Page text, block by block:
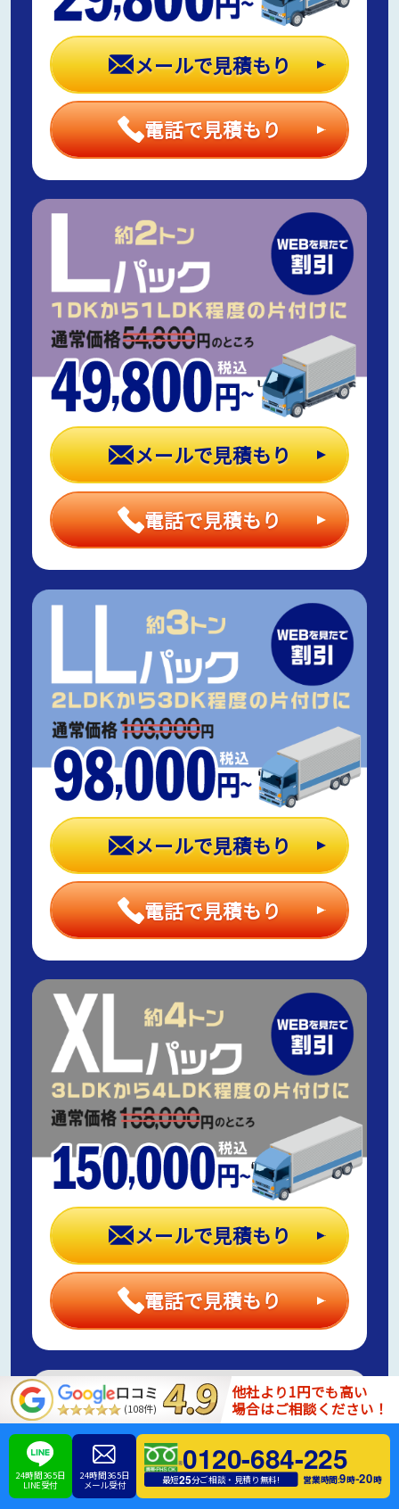
メールで見積もり
電話で見積もり
メールで見積もり
電話で見積もり
メールで見積もり
電話で見積もり
メールで見積もり
電話で見積もり
口コミ
(108件)
他社より1円でも高い
場合はご相談ください！
24時間365日
LINE受付
24時間365日
メール受付
0120-684-225
最短25分ご相談・見積り無料! 営業時間:9時-20時